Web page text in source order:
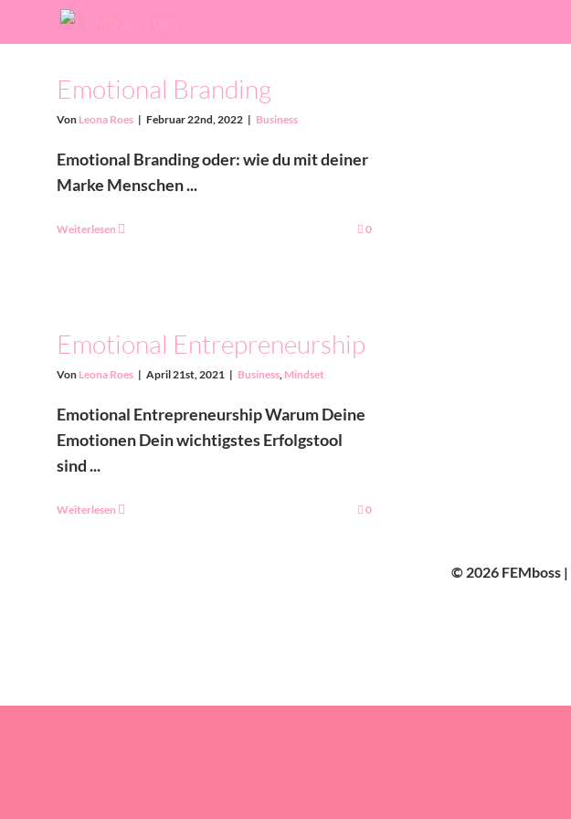
Emotional Branding
Von Leona Roes | Februar 22nd, 2022 | Business
Emotional Branding oder: wie du mit deiner
Marke Menschen ...
Weiterlesen 0
Emotional Entrepreneurship
Von Leona Roes | April 21st, 2021 | Business, Mindset
Emotional Entrepreneurship Warum Deine
Emotionen Dein wichtigstes Erfolgstool
sind ...
Weiterlesen 0
© 2026 FEMboss |